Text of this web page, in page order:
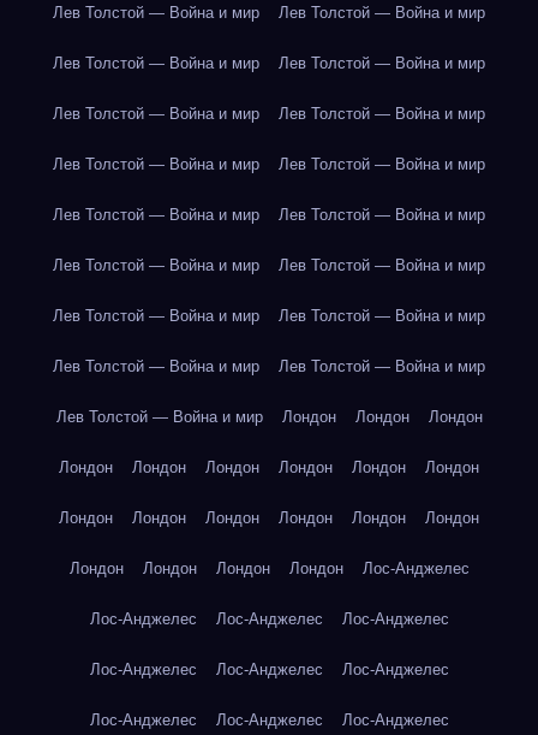
Лев Толстой — Война и мир Лев Толстой — Война и мир
Лев Толстой — Война и мир Лев Толстой — Война и мир
Лев Толстой — Война и мир Лев Толстой — Война и мир
Лев Толстой — Война и мир Лев Толстой — Война и мир
Лев Толстой — Война и мир Лев Толстой — Война и мир
Лев Толстой — Война и мир Лев Толстой — Война и мир
Лев Толстой — Война и мир Лев Толстой — Война и мир
Лев Толстой — Война и мир Лев Толстой — Война и мир
Лев Толстой — Война и мир Лондон Лондон Лондон
Лондон Лондон Лондон Лондон Лондон Лондон
Лондон Лондон Лондон Лондон Лондон Лондон
Лондон Лондон Лондон Лондон Лос-Анджелес
Лос-Анджелес Лос-Анджелес Лос-Анджелес
Лос-Анджелес Лос-Анджелес Лос-Анджелес
Лос-Анджелес Лос-Анджелес Лос-Анджелес